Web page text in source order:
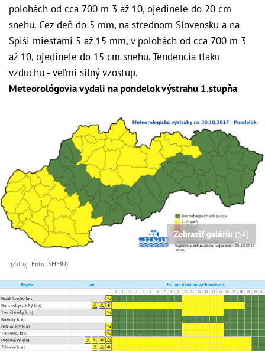
polohách od cca 700 m 3 až 10, ojedinele do 20 cm
snehu. Cez deň do 5 mm, na strednom Slovensku a na
Spiši miestami 5 až 15 mm, v polohách od cca 700 m 3
až 10, ojedinele do 15 cm snehu. Tendencia tlaku
vzduchu - veľmi silný vzostup.
Meteorológovia vydali na pondelok výstrahu 1.stupňa
Zobraziť galériu (54)
(Zdroj: Foto: SHMU)